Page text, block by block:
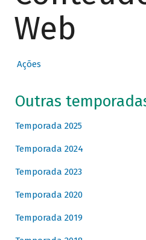
Web
Ações
Outras
Temporada 2025
Temporada 2024
Temporada 2023
Temporada 2020
Temporada 2019